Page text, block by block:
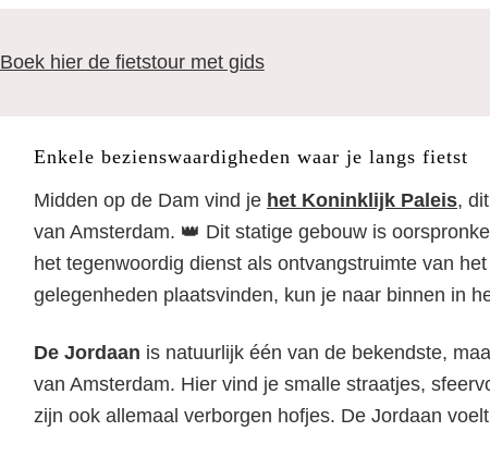
Boek hier de fietstour met gids
Enkele bezienswaardigheden waar je langs fietst
Midden op de Dam vind je het Koninklijk Paleis,
van Amsterdam. 👑 Dit statige gebouw is
het tegenwoordig dienst als ontvangstruimte van
gelegenheden plaatsvinden, kun je naar binnen in
De Jordaan is natuurlijk één van de bekendste,
van Amsterdam. Hier vind je smalle straatjes,
zijn ook allemaal verborgen hofjes. De Jordaan